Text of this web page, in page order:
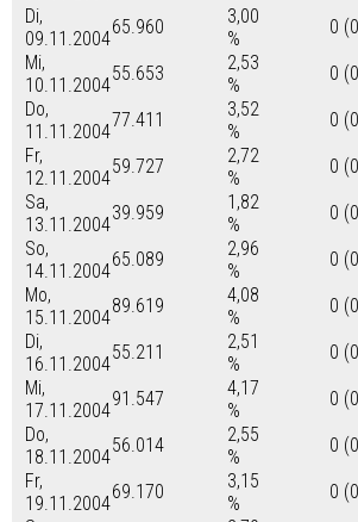
Di,
09.11.2004
65.960
3,00
%
0
Mi,
10.11.2004
55.653
2,53
%
0
Do,
11.11.2004
77.411
3,52
%
0
Fr,
12.11.2004
59.727
2,72
%
0
Sa,
13.11.2004
39.959
1,82
%
0
So,
14.11.2004
65.089
2,96
%
0
Mo,
15.11.2004
89.619
4,08
%
0
Di,
16.11.2004
55.211
2,51
%
0
Mi,
17.11.2004
91.547
4,17
%
0
Do,
18.11.2004
56.014
2,55
%
0
Fr,
19.11.2004
69.170
3,15
%
0